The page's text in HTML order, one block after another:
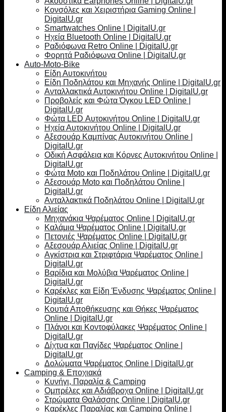
Κονσόλες και Χειριστήρια Gaming Online |
DigitalU.gr
Smartwatches Online | DigitalU.gr
Ηχεία Bluetooth Online | DigitalU.gr
Ραδιόφωνα Retro Online | DigitalU.gr
Φορητά Ραδιόφωνα Online | DigitalU.gr
Auto-Moto-Bike
Είδη Αυτοκινήτου
Είδη Ποδηλάτου και Μηχανής Online | DigitalU.gr
Ανταλλακτικά Αυτοκινήτου Online | DigitalU.gr
Προβολείς και Φώτα Όγκου LED Online |
DigitalU.gr
Φώτα LED Αυτοκινήτου Online | DigitalU.gr
Ηχεία Αυτοκινήτου Online | DigitalU.gr
Αξεσουάρ Καμπίνας Αυτοκινήτου Online |
DigitalU.gr
Οδική Ασφάλεια και Κόρνες Αυτοκινήτου Online |
DigitalU.gr
Φώτα Moto και Ποδηλάτου Online | DigitalU.gr
Αξεσουάρ Moto και Ποδηλάτου Online |
DigitalU.gr
Ανταλλακτικά Ποδηλάτου Online | DigitalU.gr
Είδη Αλιείας
Μηχανάκια Ψαρέματος Online | DigitalU.gr
Καλάμια Ψαρέματος Online | DigitalU.gr
Πετονιές Ψαρέματος Online | DigitalU.gr
Αξεσουάρ Αλιείας Online | DigitalU.gr
Αγκίστρια και Στριφτάρια Ψαρέματος Online |
DigitalU.gr
Βαρίδια και Μολύβια Ψαρέματος Online |
DigitalU.gr
Καρέκλες και Είδη Ένδυσης Ψαρέματος Online |
DigitalU.gr
Κουτιά Αποθήκευσης και Θήκες Ψαρέματος
Online | DigitalU.gr
Πλάνοι και Κοντοφύλακες Ψαρέματος Online |
DigitalU.gr
Δίχτυα και Παγίδες Ψαρέματος Online |
DigitalU.gr
Δολώματα Ψαρέματος Online | DigitalU.gr
Camping & Εποχιακά
Κυνήγι, Παραλία & Camping
Ομπρέλες και Αδιάβροχα Online | DigitalU.gr
Στρώματα Θαλάσσης Online | DigitalU.gr
Καρέκλες Παραλίας και Camping Online |